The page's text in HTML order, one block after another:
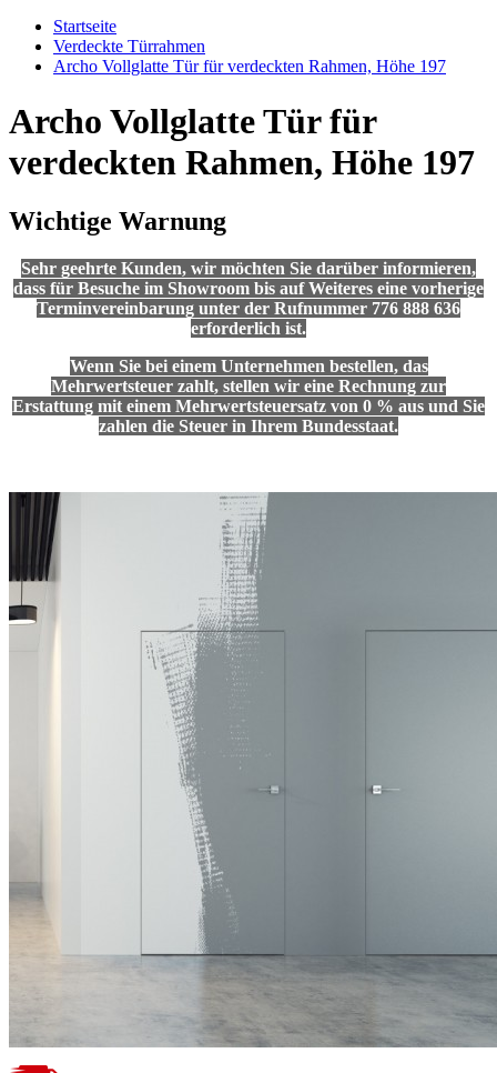
Startseite
Verdeckte Türrahmen
Archo Vollglatte Tür für verdeckten Rahmen, Höhe 197
Archo Vollglatte Tür für
verdeckten Rahmen, Höhe 197
Wichtige Warnung
Sehr geehrte Kunden, wir möchten Sie darüber informieren,
dass für Besuche im Showroom bis auf Weiteres eine vorherige
Terminvereinbarung unter der Rufnummer 776 888 636
erforderlich ist.
Wenn Sie bei einem Unternehmen bestellen, das
Mehrwertsteuer zahlt, stellen wir eine Rechnung zur
Erstattung mit einem Mehrwertsteuersatz von 0 % aus und Sie
zahlen die Steuer in Ihrem Bundesstaat.